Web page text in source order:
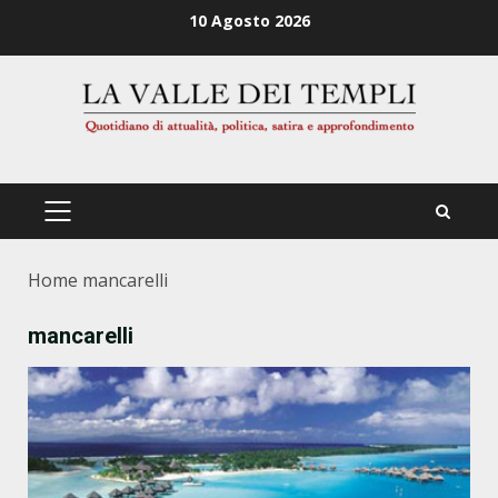
10 Agosto 2026
PRIMÄRES
Home mancarelli
mancarelli